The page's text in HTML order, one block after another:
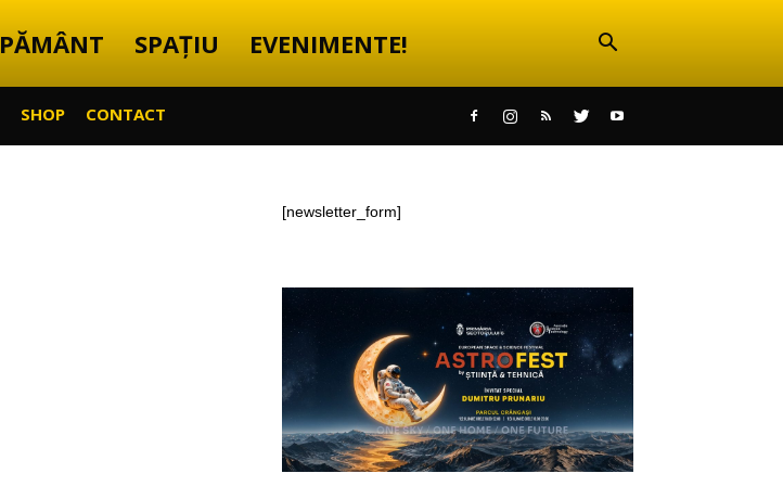
PĂMÂNT SPAȚIU EVENIMENTE!
SHOP CONTACT
[newsletter_form]